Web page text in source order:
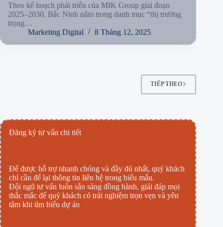
Theo kế hoạch phát triển của MIK Group giai đoạn
2025–2030, Bắc Ninh nằm trong danh mục “thị trường
trọng…
Marketing Digital
8 Tháng 12, 2025
TIẾP THEO
Đăng ký tư vấn chi tiết
Để được hỗ trợ nhanh chóng và đầy đủ nhất, quý khách
chỉ cần để lại thông tin liên hệ trong biểu mẫu.
Đội ngũ tư vấn luôn sẵn sàng đồng hành, giải đáp mọi
thắc mắc để quý khách có trải nghiệm trọn vẹn và yên
tâm khi tìm hiểu dự án